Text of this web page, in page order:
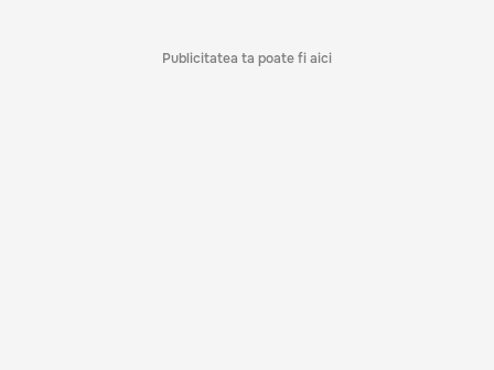
Publicitatea ta poate fi aici